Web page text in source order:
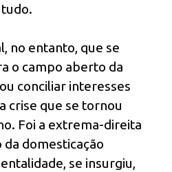
no entanto, que se
o campo aberto da
conciliar interesses
crise que se tornou
Foi a extrema-direita
domesticação
se insurgiu,